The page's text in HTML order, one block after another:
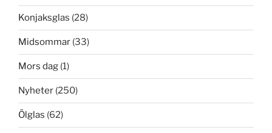
Konjaksglas (28)
Midsommar (33)
Mors dag (1)
Nyheter (250)
Ölglas (62)